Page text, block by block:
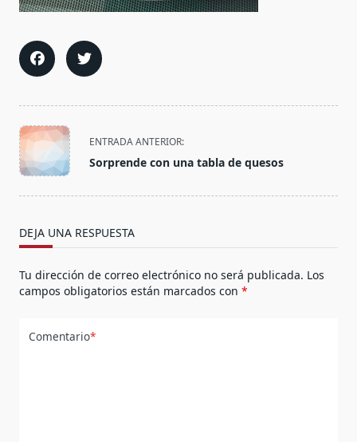
<span
class="nav-
subtitle
screen-
text">Página</span>
ENTRADA ANTERIOR:
Sorprende con una tabla de quesos
DEJA UNA RESPUESTA
Tu dirección de correo electrónico no será publicada. Los
campos obligatorios están marcados con *
Comentario*